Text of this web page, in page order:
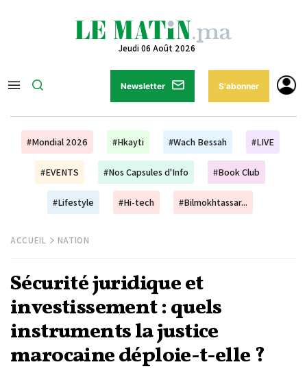
Jeudi 06 Août 2026
Newsletter S'abonner
#Mondial 2026 #Hkayti #Wach Bessah #LIVE
#EVENTS #Nos Capsules d'Info #Book Club
#Lifestyle #Hi-tech #Bilmokhtassar...
ACCUEIL NATION
Sécurité juridique et
investissement : quels
instruments la justice
marocaine déploie-t-elle ?